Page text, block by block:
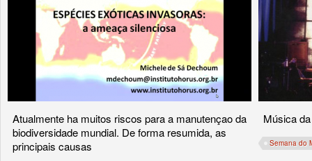
Atualmente ha muitos riscos para a manutençao da
biodiversidade mundial. De forma resumida, as
principais causas
Música
Semana do